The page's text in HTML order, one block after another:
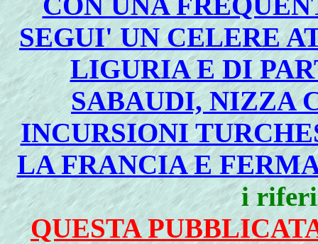
SEGUI' UN CELERE
LIGURIA E DI
SABAUDI, NIZZA
INCURSIONI
LA FRANCIA E
i
QUESTA